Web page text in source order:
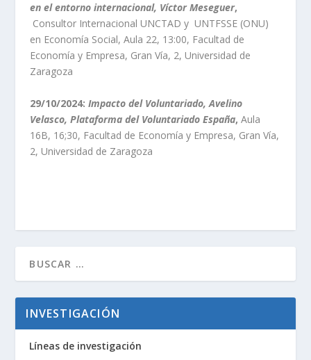
en el entorno internacional, Víctor Meseguer,
Consultor Internacional UNCTAD y UNTFSSE (ONU)
en Economía Social, Aula 22, 13:00, Facultad de
Economía y Empresa, Gran Vía, 2, Universidad de
Zaragoza
29/10/2024: Impacto del Voluntariado, Avelino
Velasco, Plataforma del Voluntariado España, Aula
16B, 16;30, Facultad de Economía y Empresa, Gran Vía,
2, Universidad de Zaragoza
INVESTIGACIÓN
Líneas de investigación